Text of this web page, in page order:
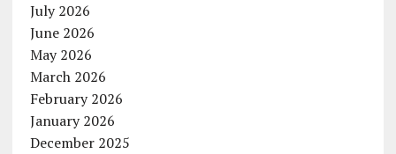
July 2026
June 2026
May 2026
March 2026
February 2026
January 2026
December 2025